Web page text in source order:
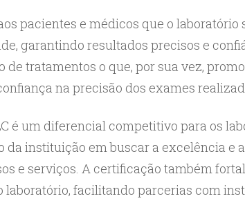
pacientes e médicos que o laboratório
garantindo resultados precisos e
tratamentos o que, por sua vez,
na precisão dos exames
é um diferencial competitivo para os
da instituição em buscar a excelência e
e serviços. A certificação também
laboratório, facilitando parcerias com